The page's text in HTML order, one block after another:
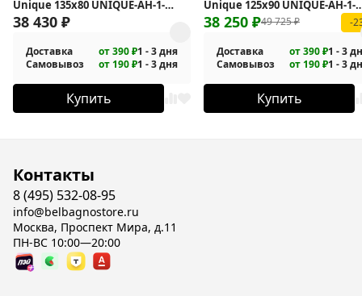
Unique 135х80 UNIQUE-AH-1-
120/135-80-C-Cr
38 430 ₽
Доставка от 390 ₽1 - 3 дня
Самовывоз
от 190 ₽1 - 3 дня
Купить
Unique 125х90 UNIQUE-AH-1-
110/125-90-C-Cr
49 725₽
38 250 ₽ -
Доставка от 390 ₽1 - 3
Самовывоз
от 190 ₽1 - 3
Купить
Контакты
8 (495) 532-08-95
info@belbagnostore.ru
Москва, Проспект Мира, д.11
ПН-ВС 10:00—20:00